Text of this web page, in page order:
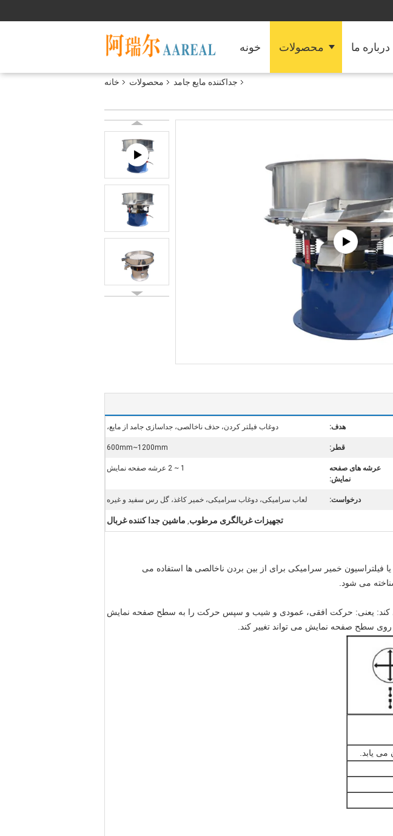
خونه محصولات درباره ما
خانه محصولات جداکننده مایع جامد
هدف: دوغاب فیلتر کردن، حذف ناخالصی، جداسازی جامد از مایع،
قطر: 600mm~1200mm
عرشه های صفحه
نمایش:
1 ~ 2 عرشه صفحه نمایش
درخواست: لعاب سرامیکی، دوغاب سرامیکی، خمیر کاغذ، گل رس سفید و غیره
تجهیزات غربالگری مرطوب, ماشین جدا کننده غربال
فیلتراسیون خمیر سرامیکی برای از بین بردن ناخالصی ها استفاده می
می شود.
کند: یعنی: حرکت افقی، عمودی و شیب و سپس حرکت را به سطح صفحه نمایش
روی سطح صفحه نمایش می تواند تغییر کند.
یابد.